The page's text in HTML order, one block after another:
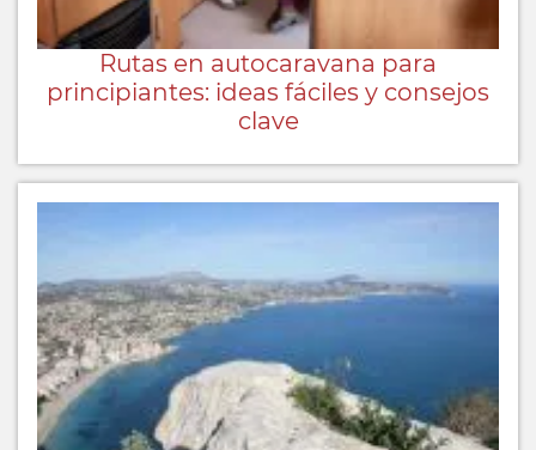
Rutas en autocaravana para
principiantes: ideas fáciles y consejos
clave